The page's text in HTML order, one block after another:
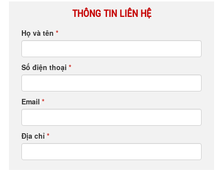
THÔNG TIN LIÊN HỆ
Họ và tên *
Số điện thoại *
Email *
Địa chỉ *